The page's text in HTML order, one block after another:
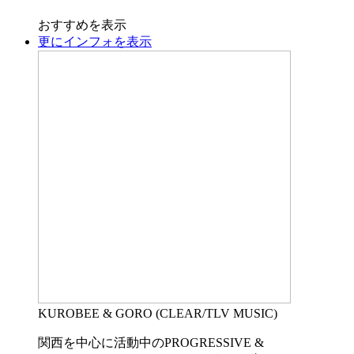
おすすめを表示
更にインフォを表示
KUROBEE & GORO (CLEAR/TLV MUSIC)
関西を中心に活動中のPROGRESSIVE &